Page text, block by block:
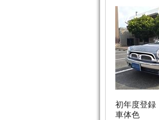
初年度登
車体色 ラ